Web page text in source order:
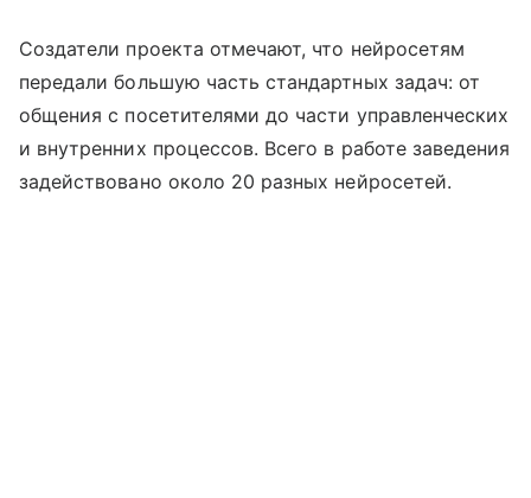
Создатели проекта отмечают, что нейросетям
передали большую часть стандартных задач: от
общения с посетителями до части управленческих
и внутренних процессов. Всего в работе заведения
задействовано около 20 разных нейросетей.